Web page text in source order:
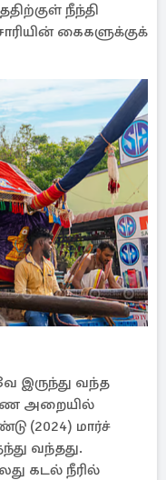
நீந்தி
கைகளுக்குக்
இருந்து வந்த
அறையில்
(2024) மார்ச்
வந்தது.
கடல் நீரில்